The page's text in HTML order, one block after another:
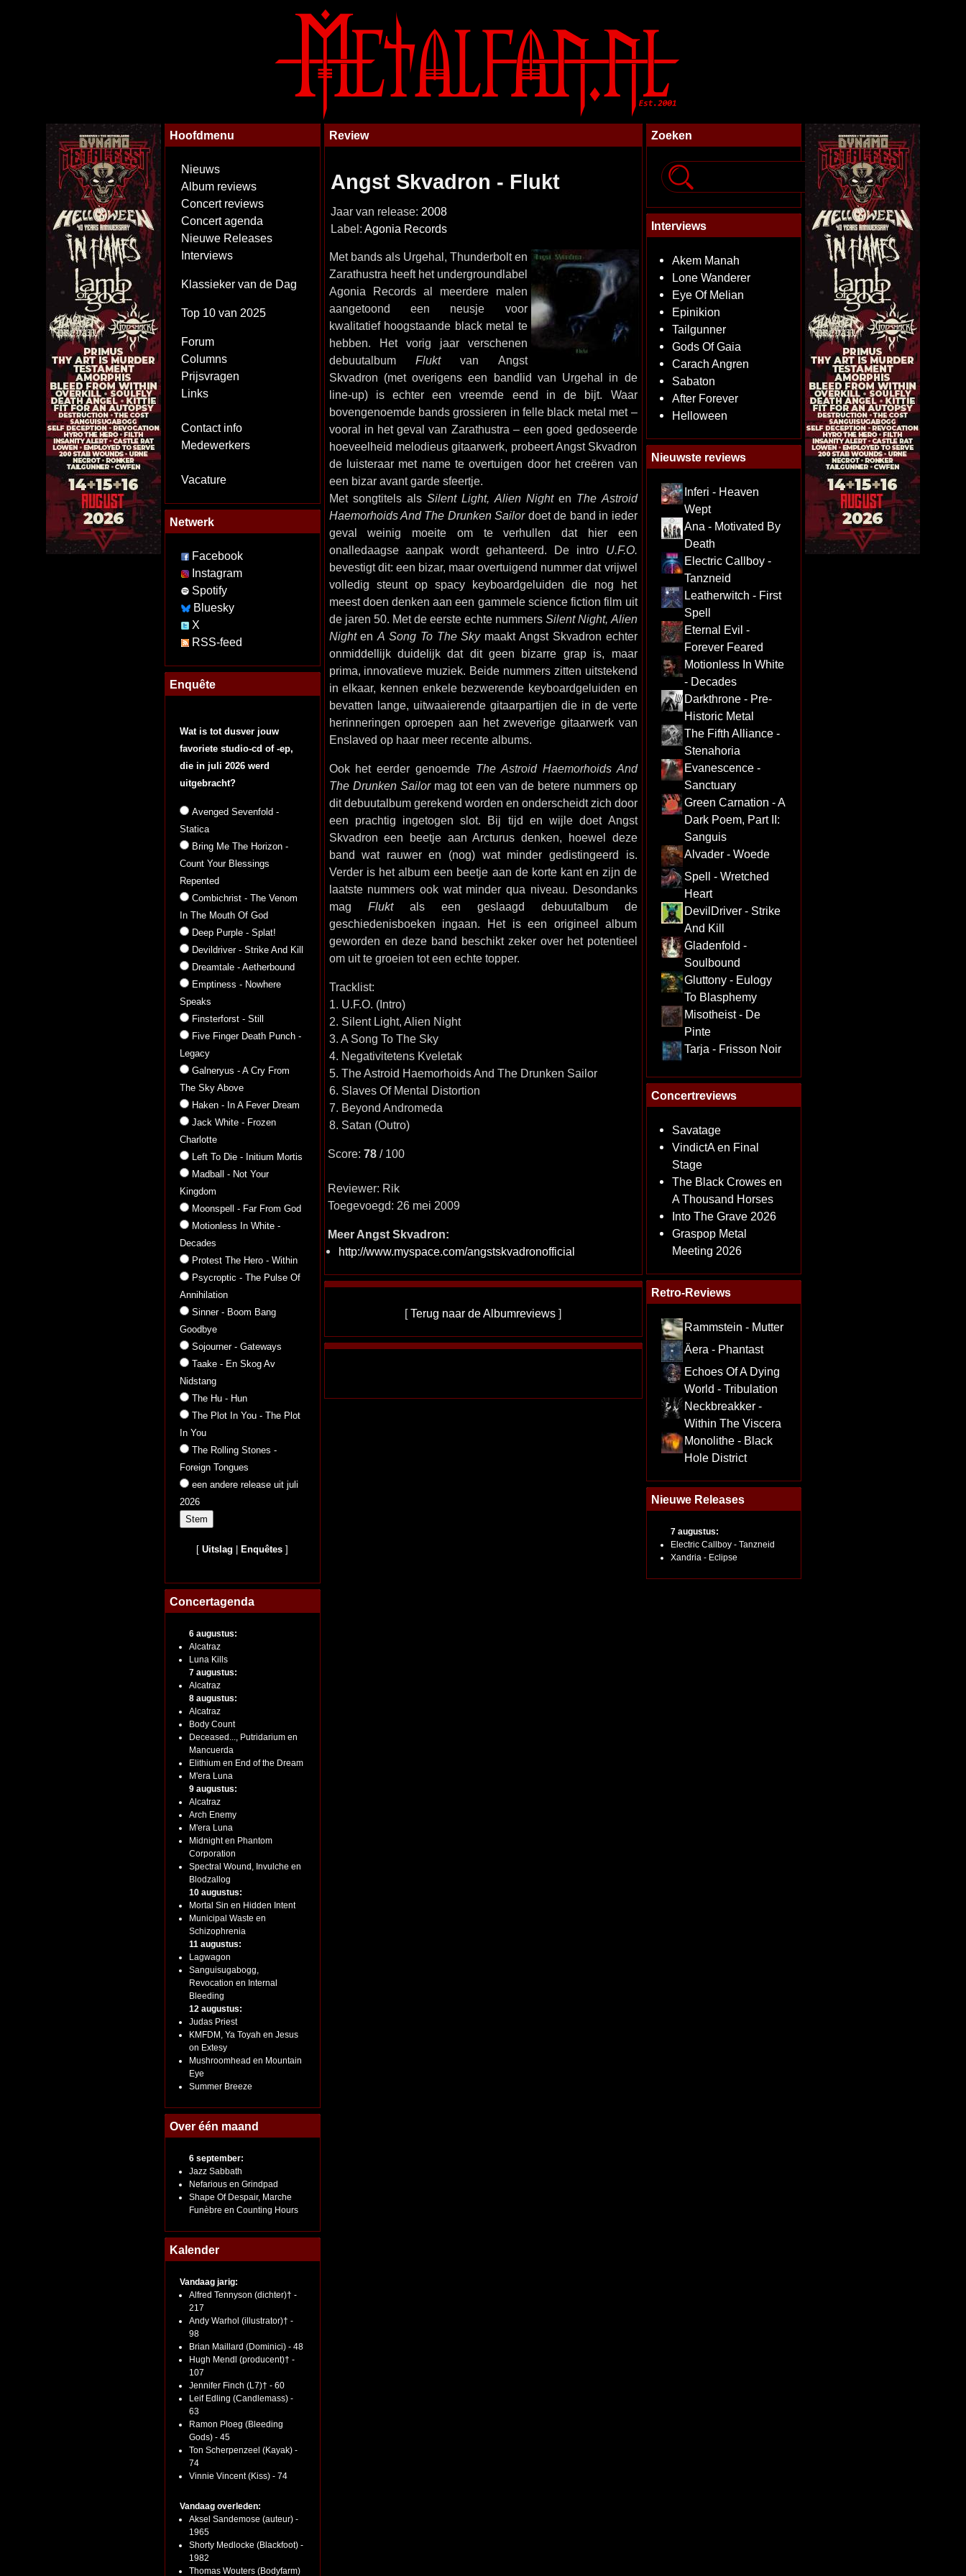
Hoofdmenu
Nieuws
Album reviews
Concert reviews
Concert agenda
Nieuwe Releases
Interviews
Klassieker van de Dag
Top 10 van 2025
Forum
Columns
Prijsvragen
Links
Contact info
Medewerkers
Vacature
Netwerk
Facebook
Instagram
Spotify
Bluesky
X
RSS-feed
Enquête
Wat is tot dusver jouw
favoriete studio-cd of -ep,
die in juli 2026 werd
uitgebracht?
Avenged Sevenfold -
Statica
Bring Me The Horizon -
Count Your Blessings
Repented
Combichrist - The Venom
In The Mouth Of God
Deep Purple - Splat!
Devildriver - Strike And Kill
Dreamtale - Aetherbound
Emptiness - Nowhere
Speaks
Finsterforst - Still
Five Finger Death Punch -
Legacy
Galneryus - A Cry From
The Sky Above
Haken - In A Fever Dream
Jack White - Frozen
Charlotte
Left To Die - Initium Mortis
Madball - Not Your
Kingdom
Moonspell - Far From God
Motionless In White -
Decades
Protest The Hero - Within
Psycroptic - The Pulse Of
Annihilation
Sinner - Boom Bang
Goodbye
Sojourner - Gateways
Taake - En Skog Av
Nidstang
The Hu - Hun
The Plot In You - The Plot
In You
The Rolling Stones -
Foreign Tongues
een andere release uit juli
2026
[Uitslag Enquêtes ]
Concertagenda
6 augustus:
Alcatraz
Luna Kills
7 augustus:
Alcatraz
8 augustus:
Alcatraz
Body Count
Deceased..., Putridarium en
Mancuerda
Elithium en End of the Dream
M'era Luna
9 augustus:
Alcatraz
Arch Enemy
M'era Luna
Midnight en Phantom
Corporation
Spectral Wound, Invulche en
Blodzallog
10 augustus:
Mortal Sin en Hidden Intent
Municipal Waste en
Schizophrenia
11 augustus:
Lagwagon
Sanguisugabogg,
Revocation en Internal
Bleeding
12 augustus:
Judas Priest
KMFDM, Ya Toyah en Jesus
on Extesy
Mushroomhead en Mountain
Eye
Summer Breeze
Over één maand
6 september:
Jazz Sabbath
Nefarious en Grindpad
Shape Of Despair, Marche
Funèbre en Counting Hours
Kalender
Vandaag jarig:
Alfred Tennyson (dichter)† -
217
Andy Warhol (illustrator)† -
98
Brian Maillard (Dominici) - 48
Hugh Mendl (producent)† -
107
Jennifer Finch (L7)† - 60
Leif Edling (Candlemass) -
63
Ramon Ploeg (Bleeding
Gods) - 45
Ton Scherpenzeel (Kayak) -
74
Vinnie Vincent (Kiss) - 74
Vandaag overleden:
Aksel Sandemose (auteur) -
1965
Shorty Medlocke (Blackfoot) -
1982
Thomas Wouters (Bodyfarm)
Review
Angst Skvadron - Flukt
Jaar van release: 2008
Label: Agonia Records
Met bands als Urgehal, Thunderbolt en
Zarathustra heeft het undergroundlabel
Agonia Records al meerdere malen
aangetoond een neusje voor
kwalitatief hoogstaande black metal te
hebben. Het vorig jaar verschenen
debuutalbum Fluktvan Angst
Skvadron (met overigens een bandlid van Urgehal in de
line-up) is echter een vreemde eend in de bijt. Waar
bovengenoemde bands grossieren in felle black metal met –
vooral in het geval van Zarathustra – een goed gedoseerde
hoeveelheid melodieus gitaarwerk, probeert Angst Skvadron
de luisteraar met name te overtuigen door het creëren van
een bizar avant garde sfeertje.
Met songtitels alsSilent Light, Alien Nighten The Astroid
Haemorhoids And The Drunken Sailordoet de band in ieder
geval weinig moeite om te verhullen dat hier een
onalledaagse aanpak wordt gehanteerd. De intro U.F.O.
bevestigt dit: een bizar, maar overtuigend nummer dat vrijwel
volledig steunt op spacy keyboardgeluiden die nog het
meest doen denken aan een gammele science fiction film uit
de jaren 50. Met de eerste echte nummersSilent Night, Alien
NightenA Song To The Skymaakt Angst Skvadron echter
onmiddellijk duidelijk dat dit geen bizarre grap is, maar
prima, innovatieve muziek. Beide nummers zitten uitstekend
in elkaar, kennen enkele bezwerende keyboardgeluiden en
bevatten lange, uitwaaierende gitaarpartijen die in de verte
herinneringen oproepen aan het zweverige gitaarwerk van
Enslaved op haar meer recente albums.
Ook het eerder genoemde The Astroid Haemorhoids And
The Drunken Sailormag tot een van de betere nummers op
dit debuutalbum gerekend worden en onderscheidt zich door
een prachtig ingetogen slot. Bij tijd en wijle doet Angst
Skvadron een beetje aan Arcturus denken, hoewel deze
band wat rauwer en (nog) wat minder gedistingeerd is.
Verder is het album een beetje aan de korte kant en zijn de
laatste nummers ook wat minder qua niveau. Desondanks
mag Fluktals een geslaagd debuutalbum de
geschiedenisboeken ingaan. Het is een origineel album
geworden en deze band beschikt zeker over het potentieel
om uit te groeien tot een echte topper.
Tracklist:
1. U.F.O. (Intro)
2. Silent Light, Alien Night
3. A Song To The Sky
4. Negativitetens Kveletak
5. The Astroid Haemorhoids And The Drunken Sailor
6. Slaves Of Mental Distortion
7. Beyond Andromeda
8. Satan (Outro)
Score: 78/ 100
Reviewer: Rik
Toegevoegd: 26 mei 2009
Meer Angst Skvadron:
http://www.myspace.com/angstskvadronofficial
[Terug naar de Albumreviews ]
Zoeken
Interviews
Akem Manah
Lone Wanderer
Eye Of Melian
Epinikion
Tailgunner
Gods Of Gaia
Carach Angren
Sabaton
After Forever
Helloween
Nieuwste reviews
Inferi - Heaven
Wept
Ana - Motivated By
Death
Electric Callboy -
Tanzneid
Leatherwitch - First
Spell
Eternal Evil -
Forever Feared
Motionless In White
- Decades
Darkthrone - Pre-
Historic Metal
The Fifth Alliance -
Stenahoria
Evanescence -
Sanctuary
Green Carnation - A
Dark Poem, Part II:
Sanguis
Alvader - Woede
Spell - Wretched
Heart
DevilDriver - Strike
And Kill
Gladenfold -
Soulbound
Gluttony - Eulogy
To Blasphemy
Misotheist - De
Pinte
Tarja - Frisson Noir
Concertreviews
Savatage
VindictA en Final
Stage
The Black Crowes en
A Thousand Horses
Into The Grave 2026
Graspop Metal
Meeting 2026
Retro-Reviews
Rammstein - Mutter
Äera - Phantast
Echoes Of A Dying
World - Tribulation
Neckbreakker -
Within The Viscera
Monolithe - Black
Hole District
Nieuwe Releases
7 augustus:
Electric Callboy - Tanzneid
Xandria - Eclipse